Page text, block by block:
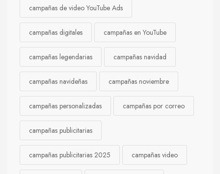
campañas de video YouTube Ads
campañas digitales campañas en YouTube
campañas legendarias campañas navidad
campañas navideñas campañas noviembre
campañas personalizadas campañas por correo
campañas publicitarias
campañas publicitarias 2025 campañas video